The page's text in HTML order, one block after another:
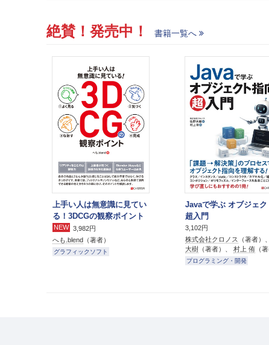
絶賛！発売中！ 書籍一覧へ
上手い人は無意識に見てい
る！3DCGの観察ポイント
NEW 3,982円
へも.blend （著者）
グラフィックソフト
Javaで学ぶ オブジェク
超入門
3,102円
株式会社クロノス
（著者）、
大樹 （著者）、 村上 侑 （
プログラミング・開発